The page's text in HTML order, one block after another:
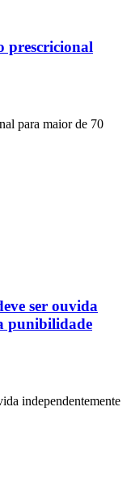
prescricional
para maior de 70
ser ouvida
punibilidade
independentemente